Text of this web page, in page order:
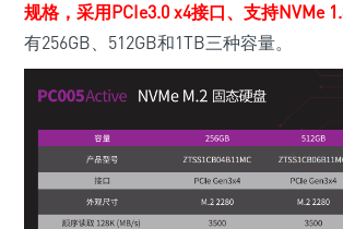
规格，采用PCIe3.0 x4接口、支持NVMe
有256GB、512GB和1TB三种容量。